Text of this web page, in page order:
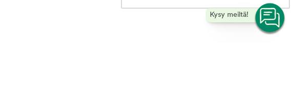
Kysy meiltä!